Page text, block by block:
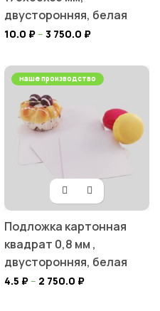
двусторонняя, белая
10.0 ₽– 3 750.0 ₽
наше производство
Подложка картонная
квадрат 0,8 мм ,
двусторонняя, белая
4.5 ₽– 2 750.0 ₽